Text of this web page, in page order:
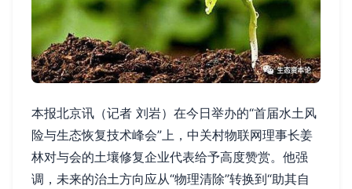
本报北京讯（记者 刘岩）在今日举办的“首届水土风
险与生态恢复技术峰会”上，中关村物联网理事长姜
林对与会的土壤修复企业代表给予高度赞赏。他强
调，未来的治土方向应从“物理清除”转换到“助其自